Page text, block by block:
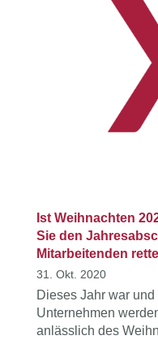
Ist Weihnachten
Sie den
Mitarbeitenden
31. Okt. 2020
Dieses Jahr war
Unternehmen
anlässlich des